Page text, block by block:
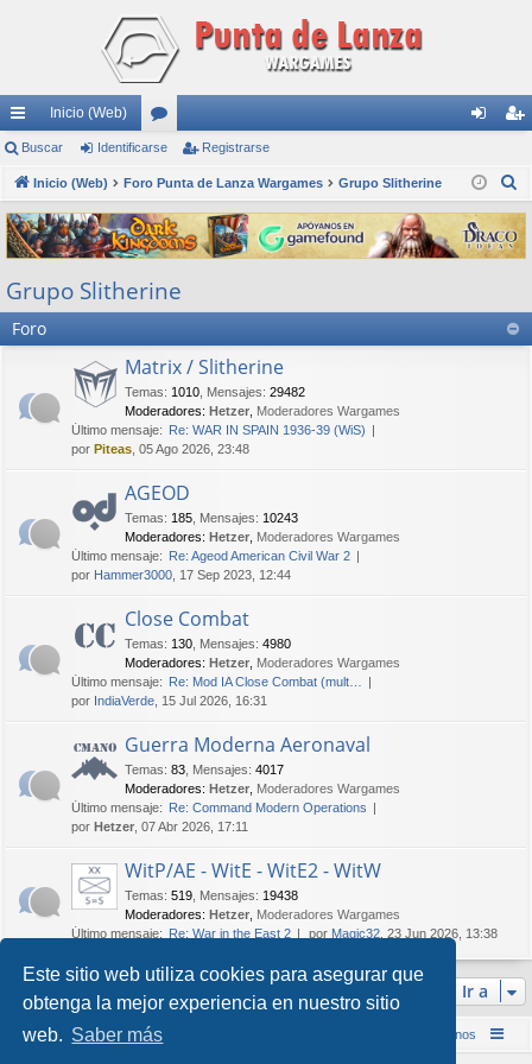
Este sitio web utiliza cookies para asegurar que
obtenga la mejor experiencia en nuestro sitio
web. Saber más
nl
ac
es
rá
pi
do
Inicio (Web)
or
os nti
fic
ar
ist
ra
rs
Buscar Identificarse Registrarse
Inicio (Web) Foro Punta de Lanza Wargames Grupo Slitherine
s
c
r
Grupo Slitherine
Foro
Matrix / Slitherine
Temas: 1010 Mensajes: 29482
Moderadores: Hetzer Moderadores Wargames
Último mensaje: Re: WAR IN SPAIN 1936-39 (WiS)
por Piteas , 05 Ago 2026, 23:48
AGEOD
Temas: 185 Mensajes: 10243
Moderadores: Hetzer Moderadores Wargames
Último mensaje: Re: Ageod American Civil War 2
por Hammer3000 , 17 Sep 2023, 12:44
Close Combat
Temas: 130 Mensajes: 4980
Moderadores: Hetzer Moderadores Wargames
Último mensaje: Re: Mod IA Close Combat (mult…
por IndiaVerde , 15 Jul 2026, 16:31
Guerra Moderna Aeronaval
Temas: 83 Mensajes: 4017
Moderadores: Hetzer Moderadores Wargames
Último mensaje: Re: Command Modern Operations
por Hetzer , 07 Abr 2026, 17:11
WitP/AE - WitE - WitE2 - WitW
Temas: 519 Mensajes: 19438
Moderadores: Hetzer Moderadores Wargames
Último mensaje: Re: War in the East 2 por Magic32 , 23 Jun 2026, 13:38
Ir a
Inicio (Web) Foro Punta de Lanza Wargames Contáctenos